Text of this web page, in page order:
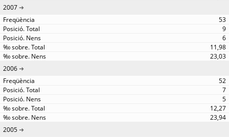
2007
53
9
6
11,98
23,03
2006
52
7
5
12,27
23,94
2005